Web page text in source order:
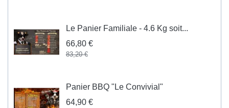
Le Panier Familiale - 4.6 Kg soit...
66,80 €
83,20 €
Panier BBQ "Le Convivial"
64,90 €